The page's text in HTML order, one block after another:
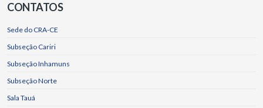
CONTATOS
Sede do CRA-CE
Subseção Cariri
Subseção Inhamuns
Subseção Norte
Sala Tauá